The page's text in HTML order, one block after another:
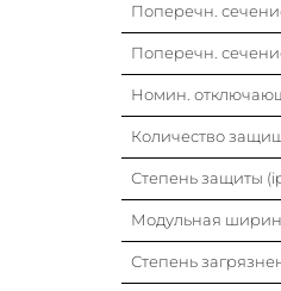
Поперечн.
Поперечн.
Номин.
Количество
Степень защиты
Модульная
Степень